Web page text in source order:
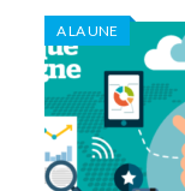
A LA UNE